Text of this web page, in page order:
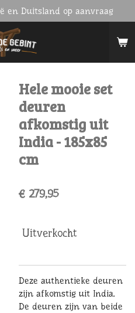
en Duitsland op aanvraag
Hele mooie set
deuren
afkomstig uit
India - 185x85
cm
€ 279,95
Uitverkocht
Deze authentieke deuren
zijn afkomstig uit India.
De deuren zijn van beide